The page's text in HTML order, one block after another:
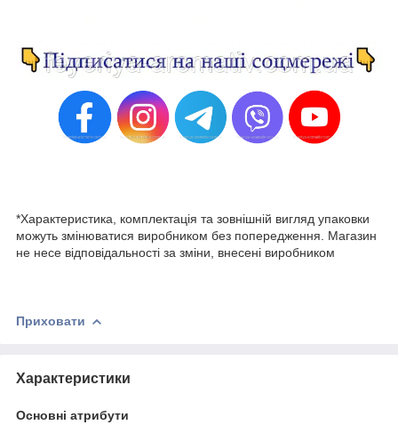
*Характеристика, комплектація та зовнішній вигляд упаковки
можуть змінюватися виробником без попередження. Магазин
не несе відповідальності за зміни, внесені виробником
Приховати
Характеристики
Основні атрибути